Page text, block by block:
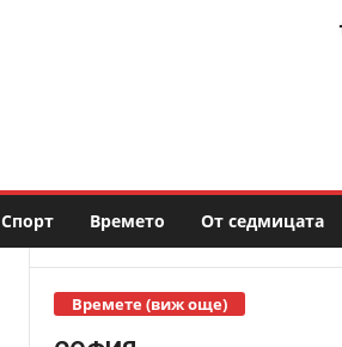
Спорт Времето От седмицата
Времете (виж още)